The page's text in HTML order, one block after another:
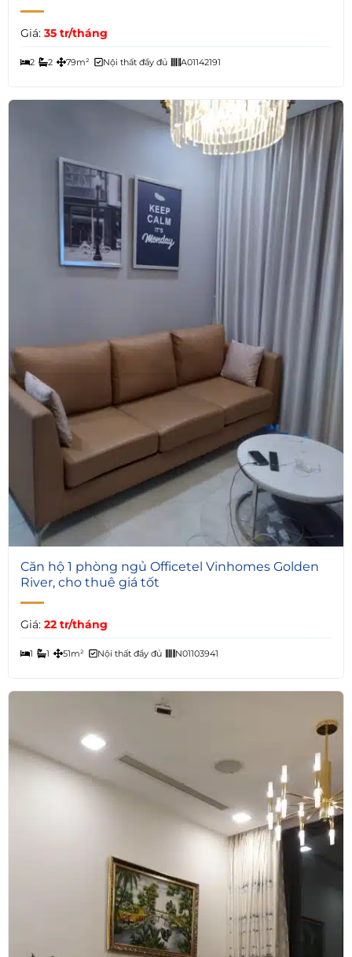
Giá: 35 tr/tháng
2 2 79m² Nội thất đầy đủ A01142191
5
Căn hộ 1 phòng ngủ Officetel Vinhomes Golden
River, cho thuê giá tốt
Giá: 22 tr/tháng
1 1 51m² Nội thất đầy đủ N01103941